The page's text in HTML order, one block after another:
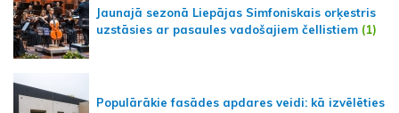
Jaunajā sezonā Liepājas Simfoniskais orķestris
uzstāsies ar pasaules vadošajiem čellistiem (1)
Populārākie fasādes apdares veidi: kā izvēlēties